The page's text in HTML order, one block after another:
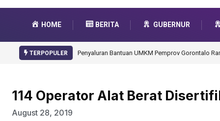
HOME BERITA GUBERNUR
TERPOPULER Gorontalo Ikut Dukung Program SMA Unggul
114 Operator Alat Berat
August 28, 2019